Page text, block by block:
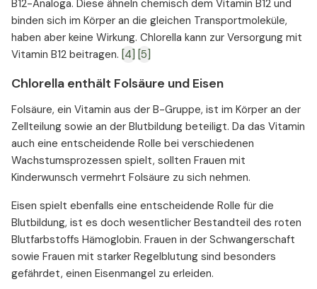
B12-Analoga. Diese ähneln chemisch dem Vitamin B12 und
binden sich im Körper an die gleichen Transportmoleküle,
haben aber keine Wirkung. Chlorella kann zur Versorgung mit
Vitamin B12 beitragen. [4] [5]
Chlorella enthält Folsäure und Eisen
Folsäure, ein Vitamin aus der B-Gruppe, ist im Körper an der
Zellteilung sowie an der Blutbildung beteiligt. Da das Vitamin
auch eine entscheidende Rolle bei verschiedenen
Wachstumsprozessen spielt, sollten Frauen mit
Kinderwunsch vermehrt Folsäure zu sich nehmen.
Eisen spielt ebenfalls eine entscheidende Rolle für die
Blutbildung, ist es doch wesentlicher Bestandteil des roten
Blutfarbstoffs Hämoglobin. Frauen in der Schwangerschaft
sowie Frauen mit starker Regelblutung sind besonders
gefährdet, einen Eisenmangel zu erleiden.